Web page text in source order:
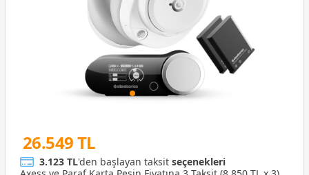
26.549 TL
3.123 TL'den başlayan taksit seçenekleri